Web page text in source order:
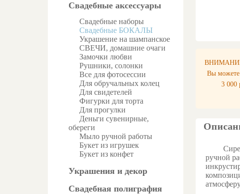
Свадебные аксессуары
Свадебные наборы
Свадебные БОКАЛЫ
Украшение на шампанское
СВЕЧИ, домашние очаги
Замочки любви
Рушники, солонки
Все для фотосессии
Для обручальных колец
Для свидетелей
Фигурки для торта
Для прогулки
Деньги сувенирные,
обереги
Мыло ручной работы
Букет из игрушек
Букет из конфет
Украшения и декор
Свадебная полиграфия
Вы можете
3 000
ручной